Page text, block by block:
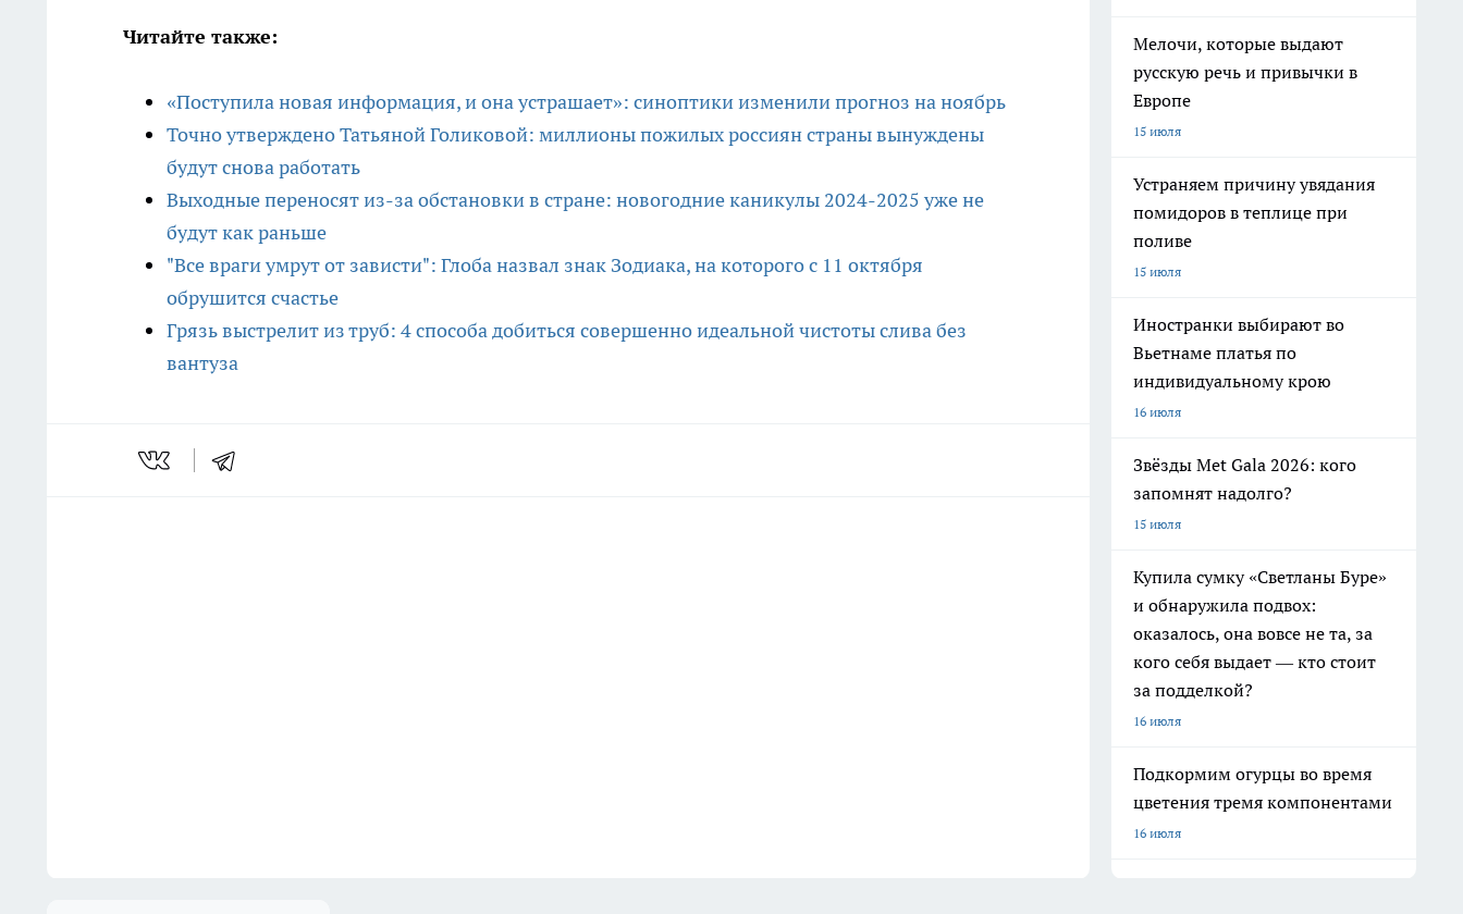
Читайте также:
«Поступила новая информация, и она устрашает»: синоптики изменили прогноз на ноябрь
Точно утверждено Татьяной Голиковой: миллионы пожилых россиян страны вынуждены
будут снова работать
Выходные переносят из-за обстановки в стране: новогодние каникулы 2024-2025 уже не
будут как раньше
"Все враги умрут от зависти": Глоба назвал знак Зодиака, на которого с 11 октября
обрушится счастье
Грязь выстрелит из труб: 4 способа добиться совершенно идеальной чистоты слива без
вантуза
Мелочи, которые выдают
русскую речь и привычки в
Европе
15 июля
Устраняем причину увядания
помидоров в теплице при
поливе
15 июля
Иностранки выбирают во
Вьетнаме платья по
индивидуальному крою
16 июля
Звёзды Met Gala 2026: кого
запомнят надолго?
15 июля
Купила сумку «Светланы Буре»
и обнаружила подвох:
оказалось, она вовсе не та, за
кого себя выдает — кто стоит
за подделкой?
16 июля
Подкормим огурцы во время
цветения тремя компонентами
16 июля